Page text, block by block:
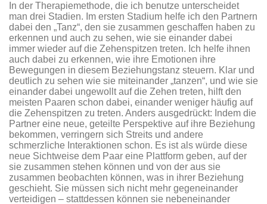
In der Therapiemethode, die ich benutze unterscheidet
man drei Stadien. Im ersten Stadium helfe ich den Partnern
dabei den „Tanz“, den sie zusammen geschaffen haben zu
erkennen und auch zu sehen, wie sie einander dabei
immer wieder auf die Zehenspitzen treten. Ich helfe ihnen
auch dabei zu erkennen, wie ihre Emotionen ihre
Bewegungen in diesem Beziehungstanz steuern. Klar und
deutlich zu sehen wie sie miteinander „tanzen“, und wie sie
einander dabei ungewollt auf die Zehen treten, hilft den
meisten Paaren schon dabei, einander weniger häufig auf
die Zehenspitzen zu treten. Anders ausgedrückt: Indem die
Partner eine neue, geteilte Perspektive auf ihre Beziehung
bekommen, verringern sich Streits und andere
schmerzliche Interaktionen schon. Es ist als würde diese
neue Sichtweise dem Paar eine Plattform geben, auf der
sie zusammen stehen können und von der aus sie
zusammen beobachten können, was in ihrer Beziehung
geschieht. Sie müssen sich nicht mehr gegeneinander
verteidigen – stattdessen können sie nebeneinander